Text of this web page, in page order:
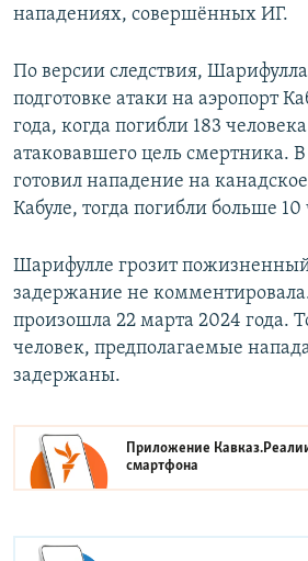
нападениях, совершённых ИГ.
По версии следствия, Шарифулла
подготовке атаки на аэропорт
года, когда погибли 183
атаковавшего цель смертника. В
готовил нападение на канадское
Кабуле, тогда погибли больше 10
Шарифулле грозит
задержание не
произошла 22 марта 2024 года.
человек, предполагаемые
задержаны.
Приложение
смартфона